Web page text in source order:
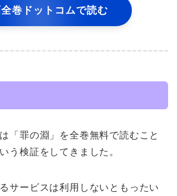
巻ドットコムで読む
「罪の淵」を全巻無料で読むこと
う検証をしてきました。
サービスは利用しないともったい